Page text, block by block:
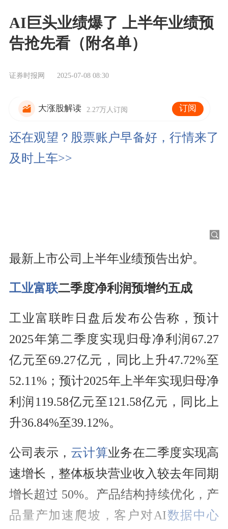
AI巨头业绩爆了 上半年业绩预
告抢先看（附名单）
证券时报网 2025-07-08 08:30
大涨股解读 2.27万人订阅 订阅
还在观望？股票账户早备好，行情来了
及时上车>>
最新上市公司上半年业绩预告出炉。
工业富联二季度净利润预增约五成
工业富联昨日盘后发布公告称，预计
2025年第二季度实现归母净利润67.27
亿元至69.27亿元，同比上升47.72%至
52.11%；预计2025年上半年实现归母净
利润119.58亿元至121.58亿元，同比上
升36.84%至39.12%。
公司表示， 云计算业务在二季度实现高
速增长，整体板块营业收入较去年同期
增长超过 50%。产品结构持续优化，产
品量产加速爬坡，客户对AI数据中心